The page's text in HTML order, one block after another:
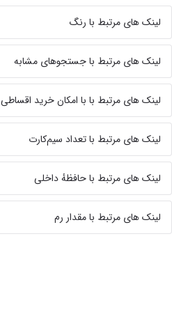
لینک های مرتبط با رنگ
لینک های مرتبط با جستجوهای مشابه
لینک های مرتبط با با امکان خرید اقساطی
لینک های مرتبط با تعداد سیم‌کارت
لینک های مرتبط با حافظهٔ داخلی
لینک های مرتبط با مقدار رم